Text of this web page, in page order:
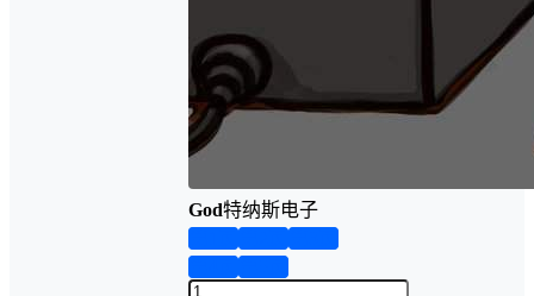
God特纳斯电子